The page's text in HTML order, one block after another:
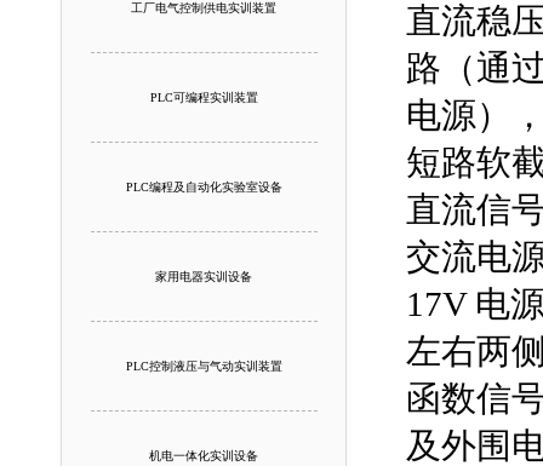
工厂电气控制供电实训装置
PLC可编程实训装置
PLC编程及自动化实验室设备
家用电器实训设备
PLC控制液压与气动实训装置
机电一体化实训设备
直流稳
路（通
电源）
短路软
直流信
交流电
17V 电
左右两
函数信
及外围